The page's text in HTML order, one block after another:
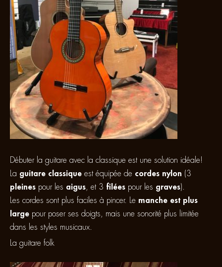
Débuter la guitare avec la classique est une solution idéale!
La guitare classique est équipée de cordes nylon (3
pleines pour les aigus , et 3 filées pour les graves).
Les cordes sont plus faciles à pincer. Le manche est plus
large pour poser ses doigts, mais une sonorité plus limitée
dans les styles musicaux.
La guitare folk